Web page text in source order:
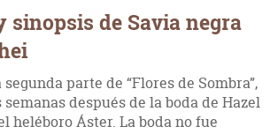
sinopsis de Savia negra
segunda parte de “Flores de Sombra”,
después de la boda de Hazel
heléboro Áster. La boda no fue